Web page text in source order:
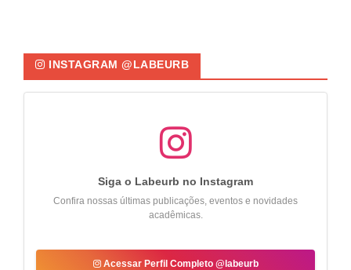
INSTAGRAM @LABEURB
Siga o Labeurb no Instagram
Confira nossas últimas publicações, eventos e novidades
acadêmicas.
Acessar Perfil Completo @labeurb